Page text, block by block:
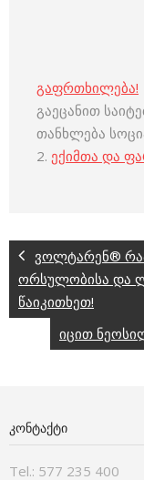
გაფრთხილება!
გაეცანით
თანხლება
2. ექიმთა და
ვოლტარენ®
ორსულობისა და
წაიკითხეთ!
იცით
ᲙᲝᲜᲢᲐᲥᲢᲘ
Tel.: 577 235 400